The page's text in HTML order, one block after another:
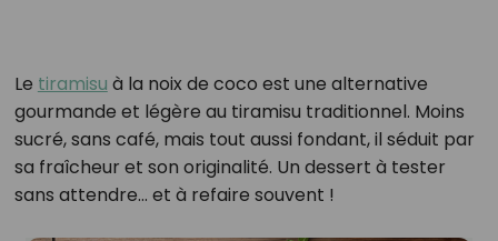
Le tiramisu à la noix de coco est une alternative
gourmande et légère au tiramisu traditionnel. Moins
sucré, sans café, mais tout aussi fondant, il séduit par
sa fraîcheur et son originalité. Un dessert à tester
sans attendre… et à refaire souvent !